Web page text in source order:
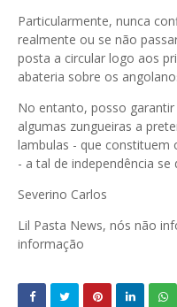
Particularmente, nunca
realmente ou se não
posta a circular logo aos
abateria sobre os
No entanto, posso
algumas zungueiras a
lambulas - que constituem
- a tal de independência
Severino Carlos
Lil Pasta News, nós não
informação